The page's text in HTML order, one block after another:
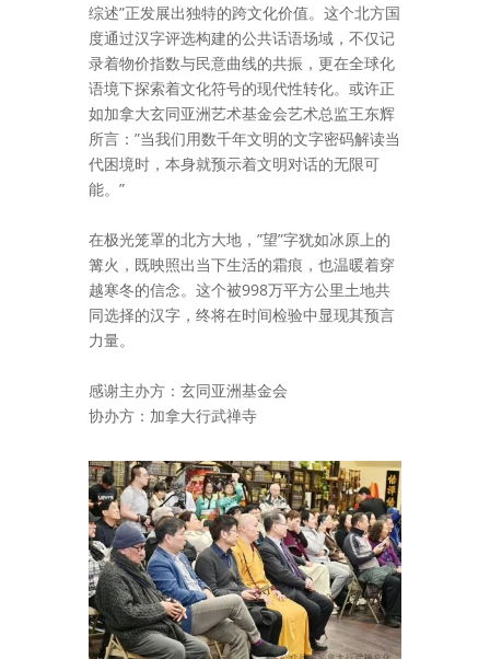
综述”正发展出独特的跨文化价值。这个北方国
度通过汉字评选构建的公共话语场域，不仅记
录着物价指数与民意曲线的共振，更在全球化
语境下探索着文化符号的现代性转化。或许正
如加拿大玄同亚洲艺术基金会艺术总监王东辉
所言：”当我们用数千年文明的文字密码解读当
代困境时，本身就预示着文明对话的无限可
能。”
在极光笼罩的北方大地，”望”字犹如冰原上的
篝火，既映照出当下生活的霜痕，也温暖着穿
越寒冬的信念。这个被998万平方公里土地共
同选择的汉字，终将在时间检验中显现其预言
力量。
感谢主办方：玄同亚洲基金会
协办方：加拿大行武禅寺